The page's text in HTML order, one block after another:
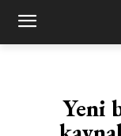
Yeni